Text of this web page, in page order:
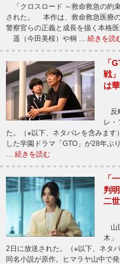
「クロスロード ～救命救急の約
された。 本作は、救命救急医療
警察官らの正義と成長を描く本格
遥（今田美桜）や桐 … 続きを読
「
戦
は
反
レ・
た。（※以下、ネタバレを含みま
した学園ドラマ「GTO」が28年ぶ
続きを読む
「
判
二
山
木」
2日に放送された。（※以下、ネ
同名小説が原作。ヒマラヤ山中で